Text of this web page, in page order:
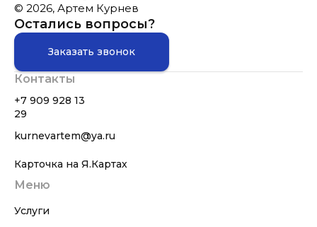
© 2026, Артем Курнев
Остались вопросы?
Заказать звонок
Контакты
+7 909 928 13
29
kurnevartem@ya.ru
Карточка на Я.Картах
Меню
Услуги